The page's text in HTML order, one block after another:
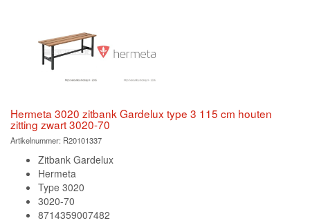
Hermeta 3020 zitbank Gardelux type 3 115 cm houten
zitting zwart 3020-70
Artikelnummer: R20101337
Zitbank Gardelux
Hermeta
Type 3020
3020-70
8714359007482